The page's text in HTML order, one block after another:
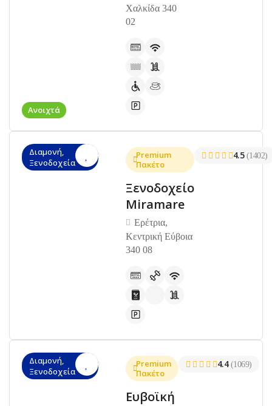
Ανοιχτά
Χαλκίδα 340
02
Διαμονή,
Ξενοδοχεία
Premium
Πακέτο
Ξενοδοχείο
Miramare
Ερέτρια,
Κεντρική Εύβοια
340 08
4.5 (1402)
Διαμονή,
Ξενοδοχεία
Premium
Πακέτο
Ευβοϊκή
4.4 (1069)